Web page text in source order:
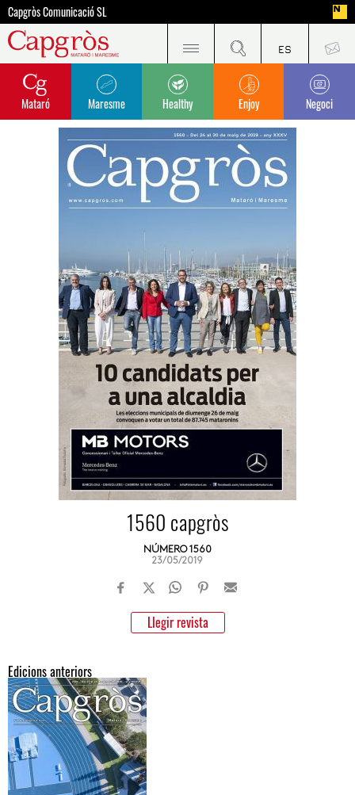
Capgròs Comunicació SL
Mataró Maresme Healthy Enjoy Negoci
1560 capgròs
NÚMERO 1560
23/05/2019
Llegir revista
Edicions anteriors